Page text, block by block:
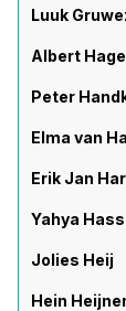
Luuk
Albert
Peter
Elma van
Erik Jan
Yahya
Jolies Heij
Hein